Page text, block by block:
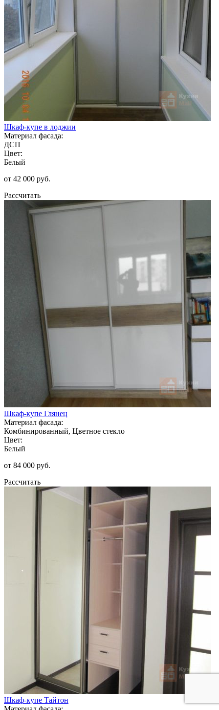
Шкаф-купе в лоджии
Материал фасада:
ДСП
Цвет:
Белый
от 42 000 руб.
Рассчитать
Шкаф-купе Глянец
Материал фасада:
Комбинированный, Цветное стекло
Цвет:
Белый
от 84 000 руб.
Рассчитать
Шкаф-купе Тайтон